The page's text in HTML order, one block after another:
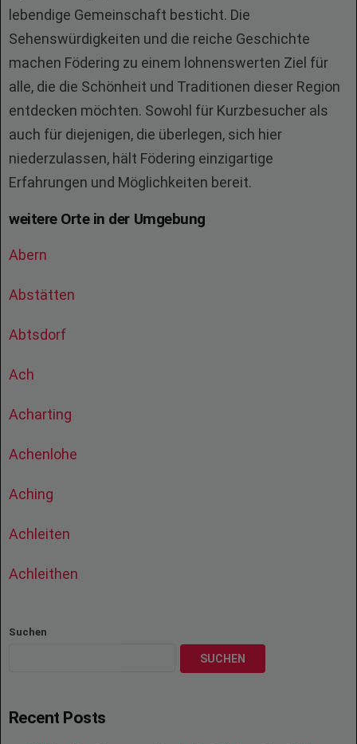
lebendige Gemeinschaft besticht. Die
Sehenswürdigkeiten und die reiche Geschichte
machen Födering zu einem lohnenswerten Ziel für
alle, die die Schönheit und Traditionen dieser Region
entdecken möchten. Sowohl für Kurzbesucher als
auch für diejenigen, die überlegen, sich hier
niederzulassen, hält Födering einzigartige
Erfahrungen und Möglichkeiten bereit.
weitere Orte in der Umgebung
Abern
Abstätten
Abtsdorf
Ach
Acharting
Achenlohe
Aching
Achleiten
Achleithen
Suchen
SUCHEN
Recent Posts